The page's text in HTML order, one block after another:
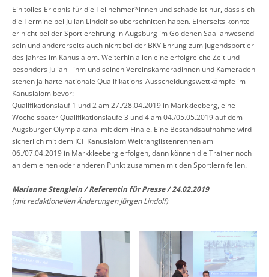
Ein tolles Erlebnis für die Teilnehmer*innen und schade ist nur, dass sich
die Termine bei Julian Lindolf so überschnitten haben. Einerseits konnte
er nicht bei der Sportlerehrung in Augsburg im Goldenen Saal anwesend
sein und andererseits auch nicht bei der BKV Ehrung zum Jugendsportler
des Jahres im Kanuslalom. Weiterhin allen eine erfolgreiche Zeit und
besonders Julian - ihm und seinen Vereinskameradinnen und Kameraden
stehen ja harte nationale Qualifikations-Ausscheidungswettkämpfe im
Kanuslalom bevor:
Qualifikationslauf 1 und 2 am 27./28.04.2019 in Markkleeberg, eine
Woche später Qualifikationsläufe 3 und 4 am 04./05.05.2019 auf dem
Augsburger Olympiakanal mit dem Finale. Eine Bestandsaufnahme wird
sicherlich mit dem ICF Kanuslalom Weltranglistenrennen am
06./07.04.2019 in Markkleeberg erfolgen, dann können die Trainer noch
an dem einen oder anderen Punkt zusammen mit den Sportlern feilen.
Marianne Stenglein / Referentin für Presse / 24.02.2019
(mit redaktionellen Änderungen Jürgen Lindolf)